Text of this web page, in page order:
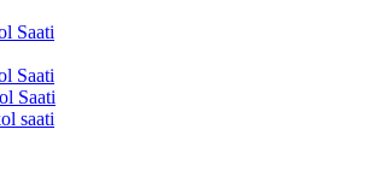
Saati
Saati
Saati
saati